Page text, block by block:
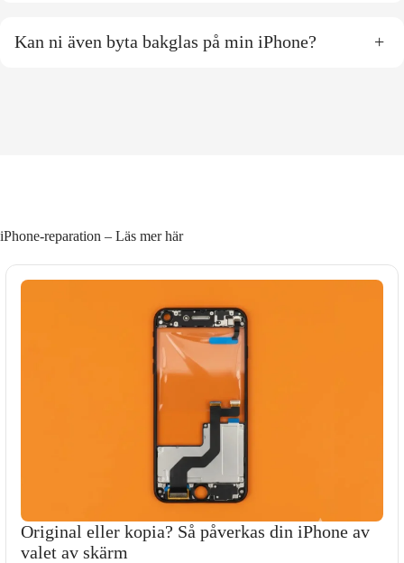
Kan ni även byta bakglas på min iPhone? +
iPhone-reparation – Läs mer här
Original eller kopia? Så påverkas din iPhone av
valet av skärm